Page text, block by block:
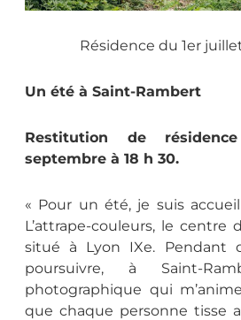
Résidence du 1er
Un été à Saint-Rambert
Restitution de
septembre à 18 h 30.
« Pour un été, je suis
L’attrape-couleurs, le centre
situé à Lyon IXe. Pendant
poursuivre, à Saint-
photographique qui
que chaque personne tisse